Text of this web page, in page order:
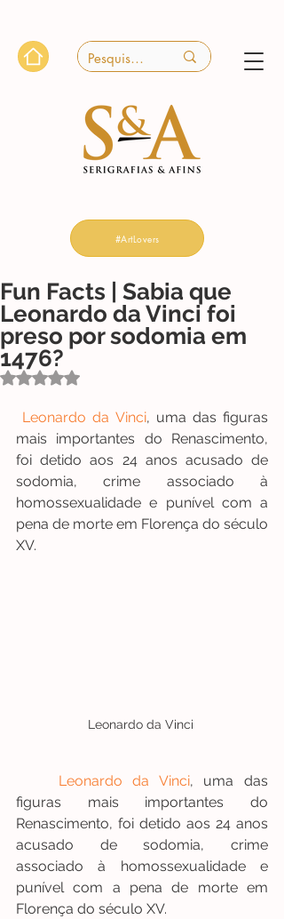
#ArtLovers
Fun Facts | Sabia que
Leonardo da Vinci foi
preso por sodomia em
1476?
Avaliado com NaN de 5 estrelas.
Leonardo da Vinci, uma das figuras
mais importantes do Renascimento,
foi detido aos 24 anos acusado de
sodomia, crime associado à
homossexualidade e punível com a
pena de morte em Florença do século
XV.
Leonardo da Vinci
Leonardo da Vinci, uma das
figuras mais importantes do
Renascimento, foi detido aos 24 anos
acusado de sodomia, crime
associado à homossexualidade e
punível com a pena de morte em
Florença do século XV.